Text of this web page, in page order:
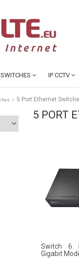
SWITCHES IP CCTV
5 Port Ethernet
5 PORT
Switch 6
Gigabit